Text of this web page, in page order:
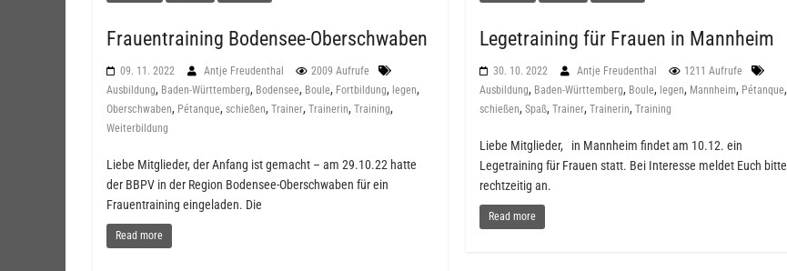
Frauentraining Bodensee-Oberschwaben
09. 11. 2022 Antje Freudenthal
2009 Aufrufe
Ausbildung, Baden-Württemberg, Bodensee, Boule, Fortbildung, legen,
Oberschwaben, Pétanque, schießen, Trainer, Trainerin, Training,
Weiterbildung
Liebe Mitglieder, der Anfang ist gemacht – am 29.10.22 hatte
der BBPV in der Region Bodensee-Oberschwaben für ein
Frauentraining eingeladen. Die
Read more
Legetraining für Frauen in Mannheim
30. 10. 2022 Antje Freudenthal
1211 Aufrufe
Ausbildung, Baden-Württemberg, Boule, legen, Mannheim, Pétanque,
schießen,Spaß,Trainer,Trainerin,Training
Liebe Mitglieder, in Mannheim findet am 10.12. ein
Legetraining für Frauen statt. Bei Interesse meldet Euch bitte
rechtzeitig an.
Read more